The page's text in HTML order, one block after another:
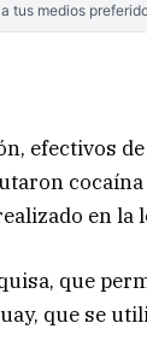
tus medios
efectivos
en la
que
que se